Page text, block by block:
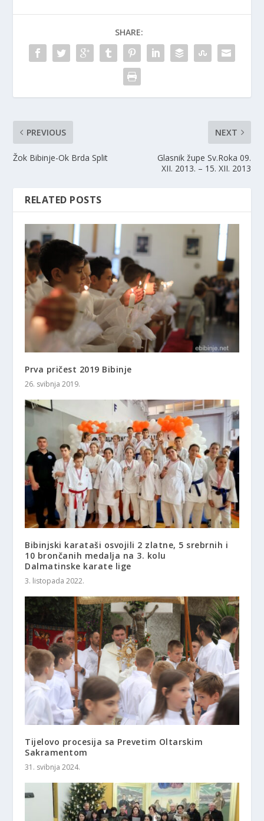
SHARE:
PREVIOUS
Žok Bibinje-Ok Brda Split
NEXT
Glasnik župe Sv.Roka 09.
XII. 2013. – 15. XII. 2013
RELATED POSTS
Prva pričest 2019 Bibinje
26. svibnja 2019.
Bibinjski karataši osvojili 2 zlatne, 5 srebrnih i
10 brončanih medalja na 3. kolu
Dalmatinske karate lige
3. listopada 2022.
Tijelovo procesija sa Prevetim Oltarskim
Sakramentom
31. svibnja 2024.